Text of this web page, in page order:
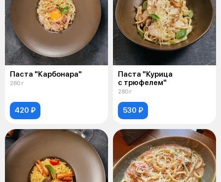
Паста "Карбонара"
280 г
420 ₽
Паста "Курица
с трюфелем"
280 г
530 ₽